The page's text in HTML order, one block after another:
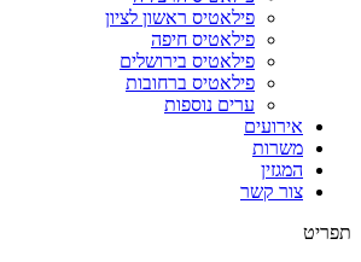
פילאטיס ראשון לציון
פילאטיס חיפה
פילאטיס בירושלים
פילאטיס ברחובות
ערים נוספות
אירועים
משרות
המגזין
צור קשר
תפריט